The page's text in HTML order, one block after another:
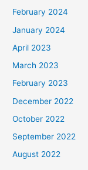
February 2024
January 2024
April 2023
March 2023
February 2023
December 2022
October 2022
September 2022
August 2022